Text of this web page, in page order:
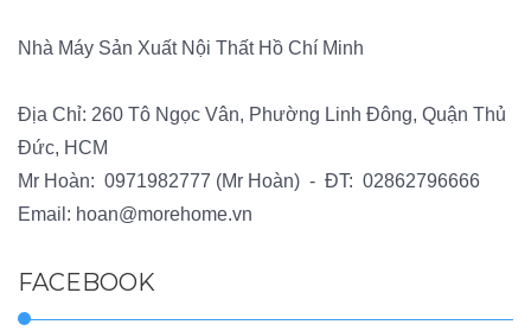
Nhà Máy Sản Xuất Nội Thất Hồ Chí Minh
Địa Chỉ: 260 Tô Ngọc Vân, Phường Linh Đông, Quận Thủ
Đức, HCM
Mr Hoàn: 0971982777 (Mr Hoàn) - ĐT: 02862796666
Email: hoan@morehome.vn
FACEBOOK